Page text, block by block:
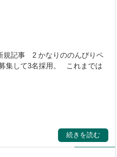
規記事 2 かなりののんびりペ
集して3名採用。 これまでは
続きを読む